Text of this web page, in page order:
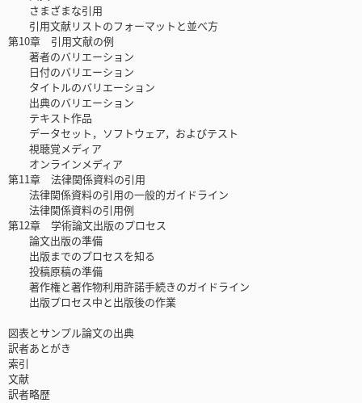
さまざまな引用
引用文献リストのフォーマットと並べ方
第10章 引用文献の例
著者のバリエーション
日付のバリエーション
タイトルのバリエーション
出典のバリエーション
テキスト作品
データセット，ソフトウェア，およびテスト
視聴覚メディア
オンラインメディア
第11章 法律関係資料の引用
法律関係資料の引用の一般的ガイドライン
法律関係資料の引用例
第12章 学術論文出版のプロセス
論文出版の準備
出版までのプロセスを知る
投稿原稿の準備
著作権と著作物利用許諾手続きのガイドライン
出版プロセス中と出版後の作業
図表とサンプル論文の出典
訳者あとがき
索引
文献
訳者略歴